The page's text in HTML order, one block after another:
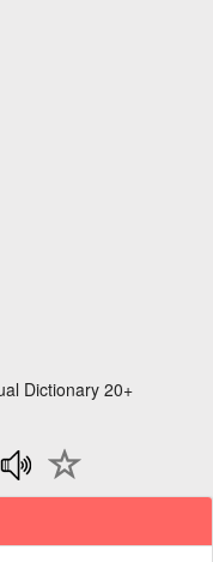
Dictionary 20+